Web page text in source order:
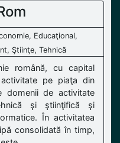
Educaţional,
Ştiinţe, Tehnică
română, cu capital
pe piaţa din
domenii de activitate
şi ştiinţifică şi
În activitatea
consolidată în timp,